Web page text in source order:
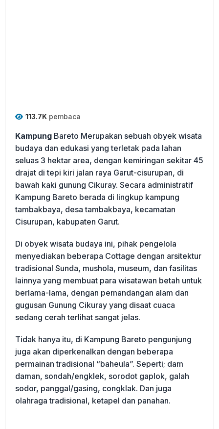
113.7K pembaca
Kampung Bareto Merupakan sebuah obyek wisata
budaya dan edukasi yang terletak pada lahan
seluas 3 hektar area, dengan kemiringan sekitar 45
drajat di tepi kiri jalan raya Garut-cisurupan, di
bawah kaki gunung Cikuray. Secara administratif
Kampung Bareto berada di lingkup kampung
tambakbaya, desa tambakbaya, kecamatan
Cisurupan, kabupaten Garut.
Di obyek wisata budaya ini, pihak pengelola
menyediakan beberapa Cottage dengan arsitektur
tradisional Sunda, mushola, museum, dan fasilitas
lainnya yang membuat para wisatawan betah untuk
berlama-lama, dengan pemandangan alam dan
gugusan Gunung Cikuray yang disaat cuaca
sedang cerah terlihat sangat jelas.
Tidak hanya itu, di Kampung Bareto pengunjung
juga akan diperkenalkan dengan beberapa
permainan tradisional “baheula”. Seperti; dam
daman, sondah/engklek, sorodot gaplok, galah
sodor, panggal/gasing, congklak. Dan juga
olahraga tradisional, ketapel dan panahan.